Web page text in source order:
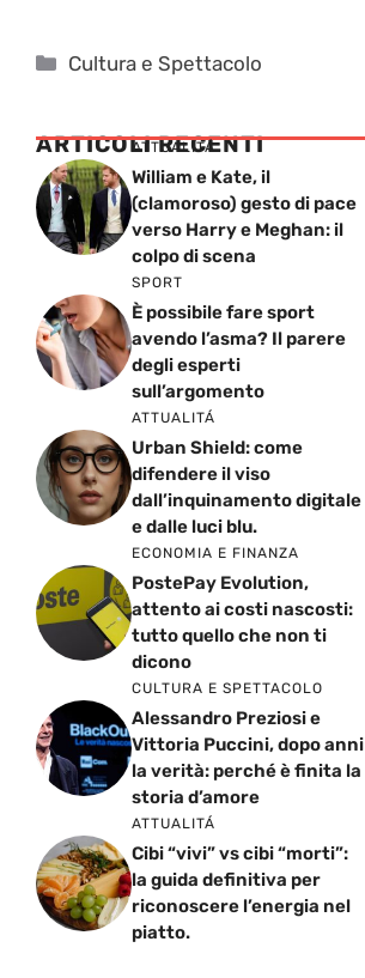
Categorie
Cultura e Spettacolo
ARTICOLI RECENTI
ATTUALITÁ
William e Kate, il
(clamoroso) gesto di pace
verso Harry e Meghan: il
colpo di scena
SPORT
È possibile fare sport
avendo l’asma? Il parere
degli esperti
sull’argomento
ATTUALITÁ
Urban Shield: come
difendere il viso
dall’inquinamento digitale
e dalle luci blu.
ECONOMIA E FINANZA
PostePay Evolution,
attento ai costi nascosti:
tutto quello che non ti
dicono
CULTURA E SPETTACOLO
Alessandro Preziosi e
Vittoria Puccini, dopo anni
la verità: perché è finita la
storia d’amore
ATTUALITÁ
Cibi “vivi” vs cibi “morti”:
la guida definitiva per
riconoscere l’energia nel
piatto.